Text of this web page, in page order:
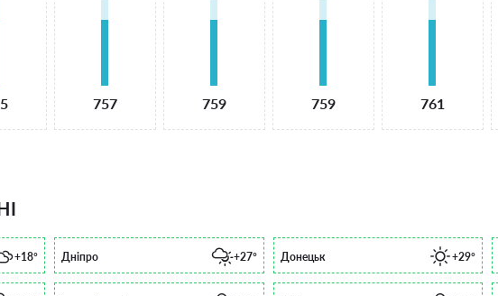
757 759 759 761
+18° Дніпро +27° Донецьк +29°